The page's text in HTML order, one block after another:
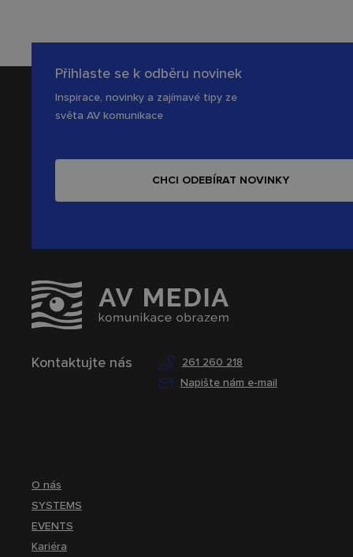
Kontaktujte nás
261 260 218
Napište nám e-mail
Přihlaste se k odběru novinek
Inspirace, novinky a zajímavé tipy ze
světa AV komunikace
CHCI ODEBÍRAT NOVINKY
O nás
SYSTEMS
EVENTS
Kariéra